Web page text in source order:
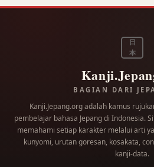
日
本
BAGIAN DARI
Kanji.Jepang.org adalah kamus
pembelajar bahasa Jepang di Indonesia.
memahami setiap karakter melalui arti
kunyomi, urutan goresan, kosakata,
kanji-data.